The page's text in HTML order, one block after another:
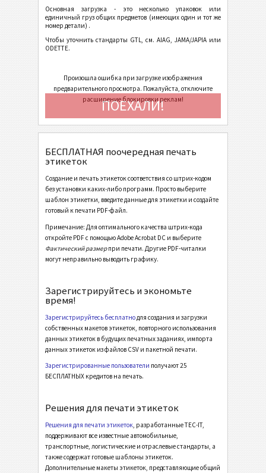
A Autoliv Labels
VW Volkswagen GTL
General Motors
Caterpillar
GS1 Этикетки GS1
O Odette
G Galia
B BOSCH
MAT Этикетки MAT
LTO Этикетки LTO
I Инвентарные этикетки
NF
₣ Швейцарский QR-счет
П Прочее
Основная загрузка - это несколько упаковок или
единичный груз общих предметов (имеющих один и тот же
номер детали) .
Чтобы уточнить стандарты GTL, см. AIAG, JAMA/JAPIA или
ODETTE.
Произошла ошибка при загрузке изображения
предварительного просмотра. Пожалуйста, отключите
расширение блокировки реклам!
ПОЕХАЛИ!
БЕСПЛАТНАЯ поочередная печать
этикеток
Создание и печать этикеток соответствия со штрих-кодом
без установки каких-либо программ. Просто выберите
шаблон этикетки, введите данные для этикетки и создайте
готовый к печати PDF-файл.
Примечание: Для оптимального качества штрих-кода
откройте PDF с помощью Adobe Acrobat DC и выберите
Фактический размерпри печати. Другие PDF-читалки
могут неправильно выводить графику.
Зарегистрируйтесь и экономьте
время!
Зарегистрируйтесь бесплатнодля создания и загрузки
собственных макетов этикеток, повторного использования
данных этикеток в будущих печатных заданиях, импорта
данных этикеток из файлов CSV и пакетной печати.
Зарегистрированные пользователи получают 25
БЕСПЛАТНЫХ кредитов на печать.
Решения для печати этикеток
Решения для печати этикеток, разработанные TEC-IT,
поддерживают все известные автомобильные,
транспортные, логистические и отраслевые стандарты, а
также содержат готовые шаблоны этикеток.
Дополнительные макеты этикеток, представляющие общий